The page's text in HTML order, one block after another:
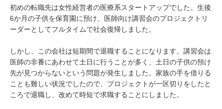
初めの転職先は女性経営者の医療系スタートアップでした。生後
6か月の子供を保育園に預け、医師向け講習会のプロジェクトリ
ーダーとしてフルタイムで社会復帰しました。
しかし、この会社は短期間で退職することになります。講習会は
医師の非番にあわせて土日に行うことが多く、土日の子供の預け
先が見つからないという問題が発生しました。家族の手を借りる
ことも難しい状況でしたので、プロジェクトが一区切りをしたと
ころで退職し、改めて時短で求職することにしました。